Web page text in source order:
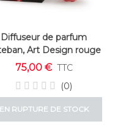
Diffuseur de parfum
Art Design rouge
75,00 € TTC
(0)
EN RUPTURE DE STOCK